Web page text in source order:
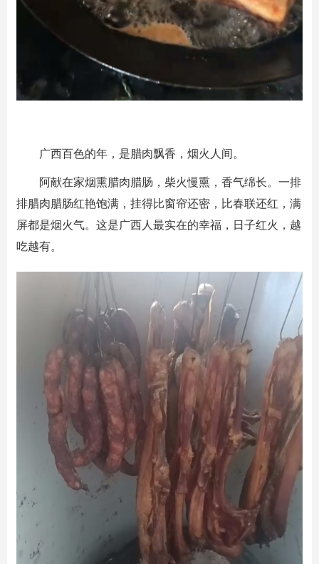
广西百色的年，是腊肉飘香，烟火人间。
阿献在家烟熏腊肉腊肠，柴火慢熏，香气绵长。一排
排腊肉腊肠红艳饱满，挂得比窗帘还密，比春联还红，满
屏都是烟火气。这是广西人最实在的幸福，日子红火，越
吃越有。